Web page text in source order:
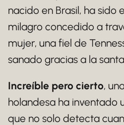
nacido en Brasil, ha
milagro concedido a
mujer, una fiel de
sanado gracias a la
Increíble pero cierto,
holandesa ha inventado
que no solo detecta